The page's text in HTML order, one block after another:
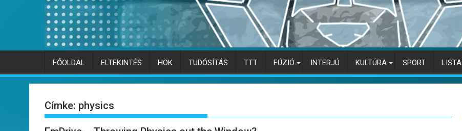
FŐOLDAL ELTEKINTÉS HÖK TUDÓSÍTÁS TTT FÚZIÓ INTERJÚ KULTÚRA SPORT LISTA
Címke: physics